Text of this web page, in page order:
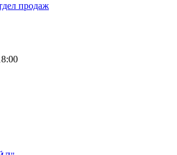
продаж